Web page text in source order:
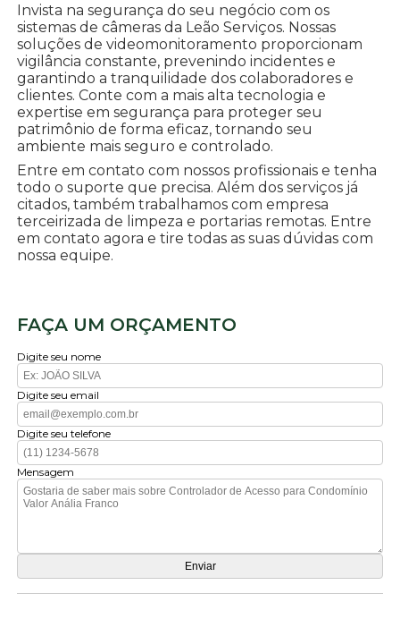
Invista na segurança do seu negócio com os
sistemas de câmeras da Leão Serviços. Nossas
soluções de videomonitoramento proporcionam
vigilância constante, prevenindo incidentes e
garantindo a tranquilidade dos colaboradores e
clientes. Conte com a mais alta tecnologia e
expertise em segurança para proteger seu
patrimônio de forma eficaz, tornando seu
ambiente mais seguro e controlado.
Entre em contato com nossos profissionais e tenha
todo o suporte que precisa. Além dos serviços já
citados, também trabalhamos com empresa
terceirizada de limpeza e portarias remotas. Entre
em contato agora e tire todas as suas dúvidas com
nossa equipe.
FAÇA UM ORÇAMENTO
Digite seu nome
Digite seu email
Digite seu telefone
Mensagem